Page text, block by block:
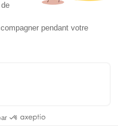
santé, à consommer avec
interdite aux mineurs.
pendant votre